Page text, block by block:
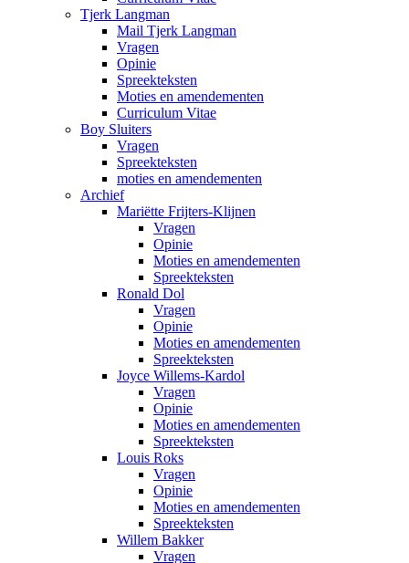
Tjerk Langman
Mail Tjerk Langman
Vragen
Opinie
Spreekteksten
Moties en amendementen
Curriculum Vitae
Boy Sluiters
Vragen
Spreekteksten
moties en amendementen
Archief
Mariëtte Frijters-Klijnen
Vragen
Opinie
Moties en amendementen
Spreekteksten
Ronald Dol
Vragen
Opinie
Moties en amendementen
Spreekteksten
Joyce Willems-Kardol
Vragen
Opinie
Moties en amendementen
Spreekteksten
Louis Roks
Vragen
Opinie
Moties en amendementen
Spreekteksten
Willem Bakker
Vragen